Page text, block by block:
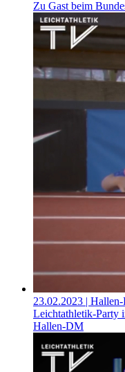
Zu Gast beim
23.02.2023 |
Leichtathletik-Party
Hallen-DM